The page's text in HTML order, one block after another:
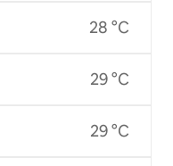
28 °C
29 °C
29 °C